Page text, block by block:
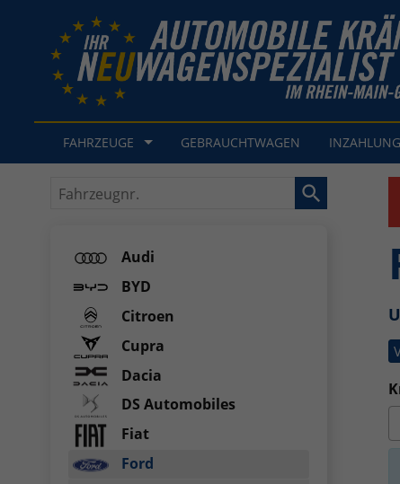
FAHRZEUGE GEBRAUCHTWAGEN
Fahrzeugnr.
Audi
BYD
Citroen
Cupra
Dacia
DS Automobiles
Fiat
Ford